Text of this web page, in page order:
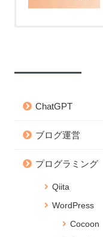
ChatGPT
ブログ運営
プログラミング
Qiita
WordPress
Cocoon